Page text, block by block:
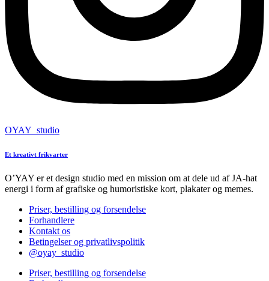
OYAY_studio
Et kreativt frikvarter
O’YAY er et design studio med en mission om at dele ud af JA-hat
energi i form af grafiske og humoristiske kort, plakater og memes.
Priser, bestilling og forsendelse
Forhandlere
Kontakt os
Betingelser og privatlivspolitik
@oyay_studio
Priser, bestilling og forsendelse